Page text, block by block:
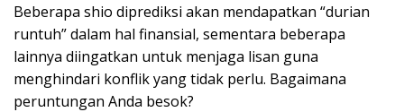
Beberapa shio diprediksi akan mendapatkan “durian
runtuh” dalam hal finansial, sementara beberapa
lainnya diingatkan untuk menjaga lisan guna
menghindari konflik yang tidak perlu. Bagaimana
peruntungan Anda besok?